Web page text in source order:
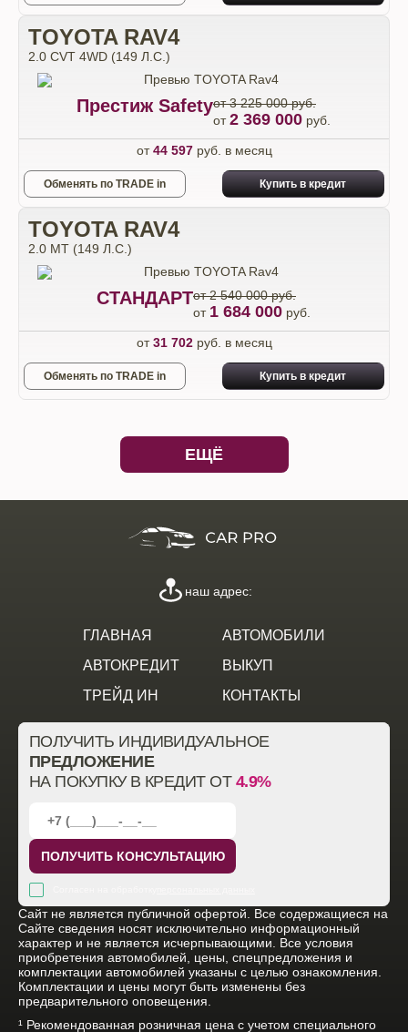
TOYOTA RAV4
2.0 CVT 4WD (149 Л.С.)
Престиж Safetyот 3 225 000 руб.
от2 369 000 руб.
от44 597руб. в месяц
Обменять по TRADE in Купить в кредит
TOYOTA RAV4
2.0 MT (149 Л.С.)
СТАНДАРТот 2 540 000 руб.
от 1 684 000 руб.
от31 702руб. в месяц
Обменять по TRADE in Купить в кредит
ЕЩЁ
ГЛАВНАЯ
АВТОМОБИЛИ
АВТОКРЕДИТ
ВЫКУП
ТРЕЙД ИН
КОНТАКТЫ
наш адрес:
ПОЛУЧИТЬ ИНДИВИДУАЛЬНОЕ
ПРЕДЛОЖЕНИЕ
НА ПОКУПКУ В КРЕДИТ ОТ 4.9%
ПОЛУЧИТЬ КОНСУЛЬТАЦИЮ
Cайт не является публичной офертой. Все содержащиеся на
Сайте сведения носят исключительно информационный
характер и не является исчерпывающими. Все условия
приобретения автомобилей, цены, спецпредложения и
комплектации автомобилей указаны с целью ознакомления.
Комплектации и цены могут быть изменены без
предварительного оповещения.
¹ Рекомендованная розничная цена с учетом специального